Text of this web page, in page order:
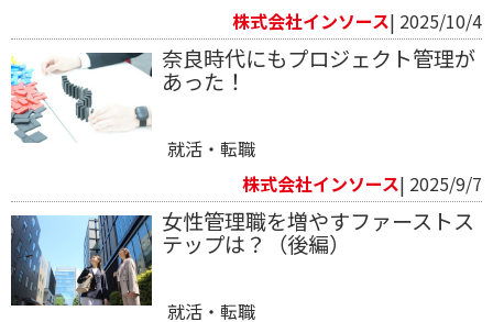
株式会社インソース| 2025/10/4
奈良時代にもプロジェクト管理が
あった！
就活・転職
株式会社インソース| 2025/9/7
女性管理職を増やすファーストス
テップは？（後編）
就活・転職